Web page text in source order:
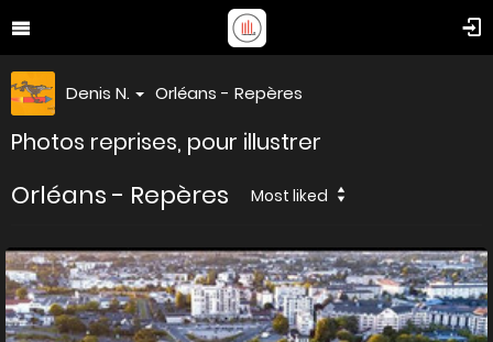
Denis N. Orléans - Repères
Photos reprises, pour illustrer
Orléans - Repères Most liked